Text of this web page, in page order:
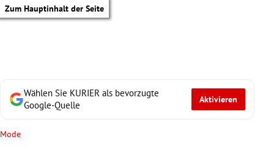
Zum Hauptinhalt der Seite
Wählen Sie KURIER als bevorzugte
Google-Quelle
Aktivieren
Mode